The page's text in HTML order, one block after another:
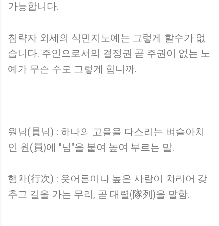
가능합니다.
침략자 외세의 식민지노예는 그렇게 할수가 없
습니다. 주인으로서의 결정권 곧 주권이 없는 노
예가 무슨 수로 그렇게 합니까.
원님(員님) : 하나의 고을을 다스리는 벼슬아치
인 원(員)에 "님"을 붙여 높여 부르는 말.
행차(行次) : 웃어른이나 높은 사람이 차리어 갖
추고 길을 가는 무리, 곧 대렬(隊列)을 말함.